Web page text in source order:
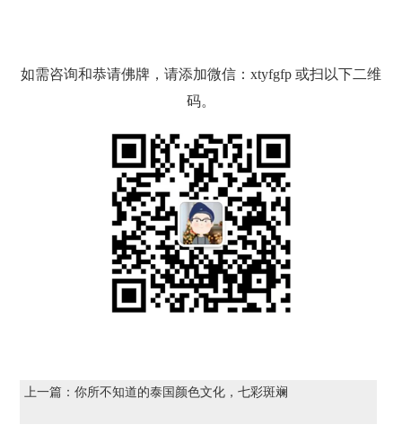
如需咨询和恭请佛牌，请添加微信：xtyfgfp 或扫以下二维
码。
上一篇：你所不知道的泰国颜色文化，七彩斑斓